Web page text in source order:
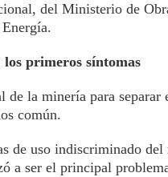
del Ministerio de
primeros síntomas
de la minería para
común.
de uso indiscriminado
a ser el principal